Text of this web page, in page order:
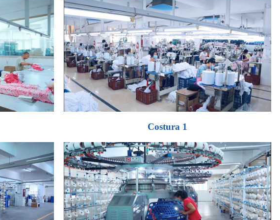
Costura 1